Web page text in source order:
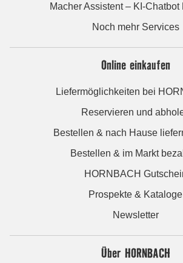
Macher Assistent – KI-Chatbot
Noch mehr Services
Online einkaufen
Liefermöglichkeiten bei
Reservieren und
Bestellen & nach Hause
Bestellen & im Markt
HORNBACH
Prospekte & Kataloge
Newsletter
Über HORNBACH